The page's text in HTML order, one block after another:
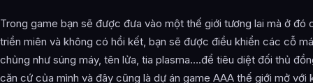
Trong game bạn sẽ được đưa vào một thế giới tương lai mà ở
triền miên và không có hồi kết, bạn sẽ được điều khiển các cỗ
chủng như súng máy, tên lửa, tia plasma….để tiêu diệt đối thủ
căn cứ của mình và đây cũng là dự án game AAA thế giới mở